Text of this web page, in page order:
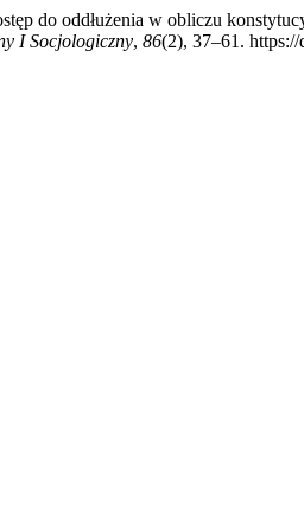
do oddłużenia w obliczu
I Socjologiczny, 86(2), 37–61.